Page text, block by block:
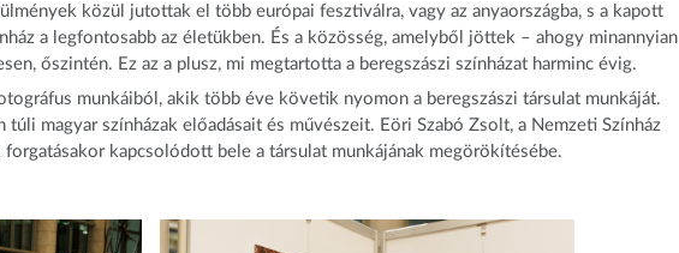
közül jutottak el több európai fesztiválra, vagy az anyaországba, s a kapott
a legfontosabb az életükben. És a közösség, amelyből jöttek – ahogy minannyian
őszintén. Ez az a plusz, mi megtartotta a beregszászi színházat harminc évig.
munkáiból, akik több éve követik nyomon a beregszászi társulat munkáját.
magyar színházak előadásait és művészeit. Eöri Szabó Zsolt, a Nemzeti Színház
kapcsolódott bele a társulat munkájának megörökítésébe.